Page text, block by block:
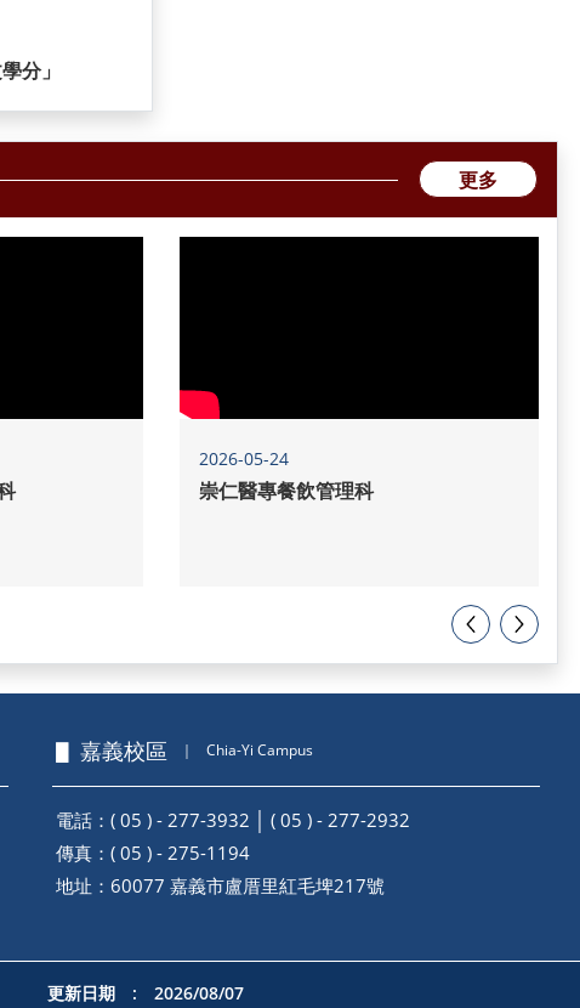
分」
更多
2026-05-24
崇仁醫專餐飲管理科
▋ 嘉義校區 ｜ Chia-Yi Campus
電話：( 05 ) - 277-3932 │ ( 05 ) - 277-2932
傳真：( 05 ) - 275-1194
地址： 60077 嘉義市盧厝里紅毛埤217號
更新日期 : 2026/08/07